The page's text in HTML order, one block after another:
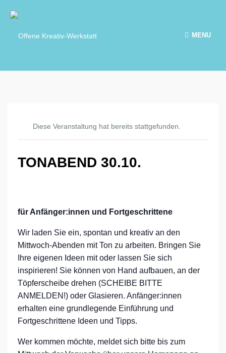
MENU
Diese Veranstaltung hat bereits stattgefunden.
TONABEND 30.10.
für Anfänger:innen und Fortgeschrittene
Wir laden Sie ein, spontan und kreativ an den
Mittwoch-Abenden mit Ton zu arbeiten. Bringen Sie
Ihre eigenen Ideen mit oder lassen Sie sich
inspirieren! Sie können von Hand aufbauen, an der
Töpferscheibe drehen (SCHEIBE BITTE
ANMELDEN!) oder Glasieren. Anfänger:innen
erhalten eine grundlegende Einführung und
Fortgeschrittene Ideen und Tipps.
Wer kommen möchte, meldet sich bitte bis zum